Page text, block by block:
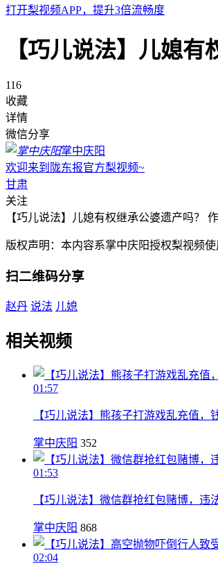
打开梨视频APP，提升3倍流畅度
【巧儿说法】儿媳有
116
收藏
详情
微信分享
掌中庆阳
欢迎来到陇东报官方梨视频~
甘肃
关注
【巧儿说法】儿媳有权继承公婆遗产吗？
版权声明：本内容系掌中庆阳授权梨视频
扫二维码分享
赵丹 说法 儿媳
相关视频
01:57
【巧儿说法】熊孩子打游戏乱充值，
掌中庆阳 352
01:53
【巧儿说法】微信群抢红包赌博，违
掌中庆阳 868
02:04